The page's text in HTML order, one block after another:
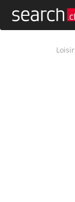
Loisir
Votre inscription